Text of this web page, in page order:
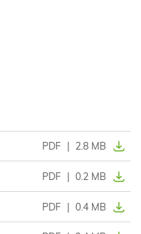
PDF | 2.8 MB
PDF | 0.2 MB
PDF | 0.4 MB